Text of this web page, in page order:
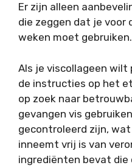
Er zijn alleen
die zeggen dat je voor
weken moet gebruiken.
Als je viscollageen wilt
de instructies op het
op zoek naar
gevangen vis
gecontroleerd zijn,
inneemt vrij is van
ingrediënten bevat die